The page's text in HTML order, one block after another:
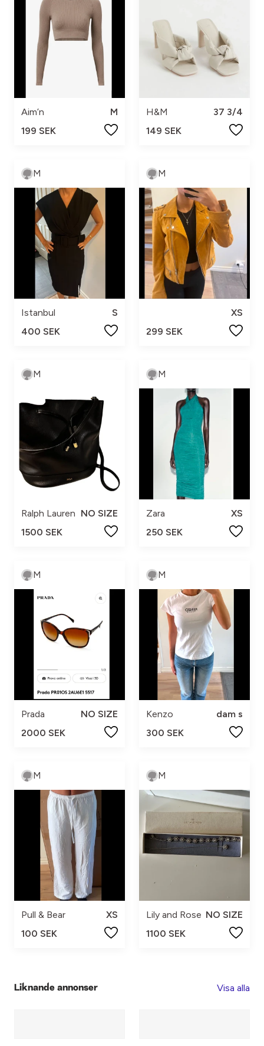
Aim’n
M
199 SEK
H&M
37 3/4
149 SEK
M
Istanbul
S
400 SEK
M
XS
299 SEK
M
Ralph Lauren NO SIZE
1500 SEK
M
Zara
XS
250 SEK
M
Prada
NO SIZE
2000 SEK
M
Kenzo
dam s
300 SEK
M
Pull & Bear
XS
100 SEK
M
Lily and Rose NO SIZE
1100 SEK
Liknande annonser Visa alla